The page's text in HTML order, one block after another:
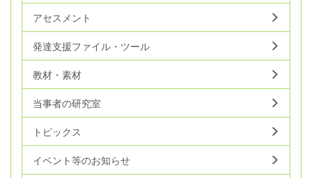
アセスメント
発達支援ファイル・ツール
教材・素材
当事者の研究室
トピックス
イベント等のお知らせ